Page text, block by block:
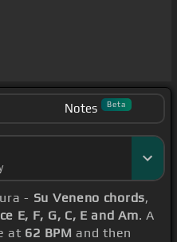
Notes Beta
- Su Veneno chords,
E, F, G, C, E and Am. A
at 62 BPM and then